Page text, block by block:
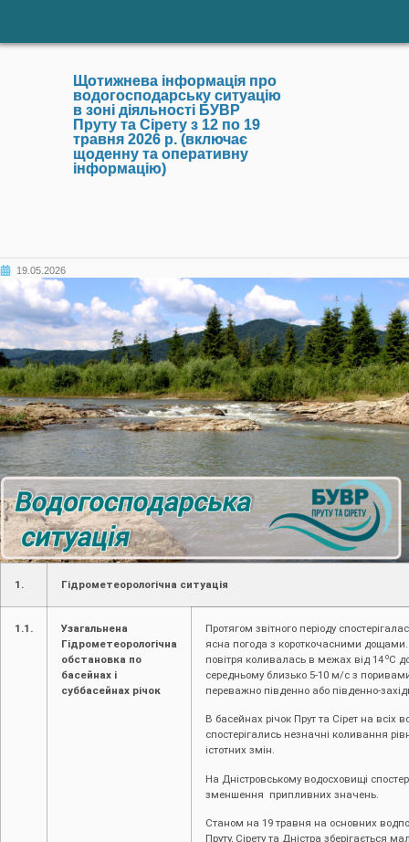
Щотижнева інформація про
водогосподарську ситуацію
в зоні діяльності БУВР
Пруту та Сірету з 12 по 19
травня 2026 р. (включає
щоденну та оперативну
інформацію)
19.05.2026
1. Гідрометеорологічна ситуація
1.1.
Узагальнена
Гідрометеорологічна
обстановка по
басейнах і
суббасейнах річок
Протягом звітного періоду
ясна погода з короткочасними
повітря коливалась в межах від 14 оС
середньому близько 5-10 м/с з
переважно південно або південно-
В басейнах річок Прут та Сірет на всіх
спостерігались незначні коливання
істотних змін.
На Дністровському водосховищі
зменшення припливних значень.
Станом на 19 травня на основних
Пруту, Сірету та Дністра зберігається